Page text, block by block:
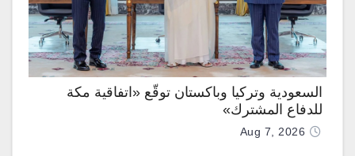
السعودية وتركيا وباكستان توقّع «اتفاقية مكة
للدفاع المشترك»
Aug 7, 2026